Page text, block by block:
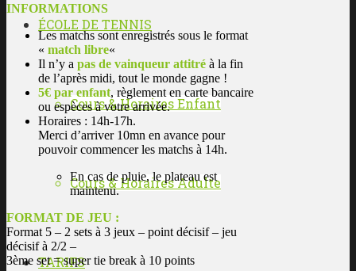
ÉCOLE DE TENNIS
Cours & Horaires Enfant
Cours & Horaires Adulte
TARIFS
INFORMATIONS
Les matchs sont enregistrés sous le format
« match libre«
Il n’y a pas de vainqueur attitré à la fin
de l’après midi, tout le monde gagne !
5€ par enfant, règlement en carte bancaire
ou espèces à votre arrivée.
Horaires : 14h-17h.
Merci d’arriver 10mn en avance pour
pouvoir commencer les matchs à 14h.
En cas de pluie, le plateau est
maintenu.
FORMAT DE JEU :
Format 5 – 2 sets à 3 jeux – point décisif – jeu
décisif à 2/2 –
3ème set = super tie break à 10 points